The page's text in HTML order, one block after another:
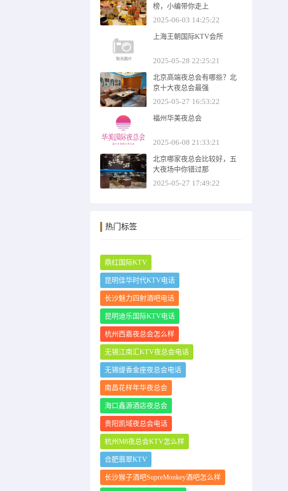
榜，小编带你走上
2025-06-03 14:25:22
上海王朝国际KTV会所
2025-05-28 22:25:21
北京高端夜总会有哪些？北
京十大夜总会最强
2025-05-27 16:53:22
福州华美夜总会
2025-06-08 21:33:21
北京哪家夜总会比较好，五
大夜场中你错过那
2025-05-27 17:49:22
热门标签
鼎红国际KTV
昆明佳华时代KTV电话
长沙魅力四射酒吧电话
昆明迪乐国际KTV电话
杭州西嘉夜总会怎么样
无锡江南汇KTV夜总会电话
无锡缇香金座夜总会电话
南昌花样年华夜总会
海口鑫源酒店夜总会
贵阳凯域夜总会电话
杭州M8夜总会KTV怎么样
合肥翡翠KTV
长沙猴子酒吧SupreMonkey酒吧怎么样